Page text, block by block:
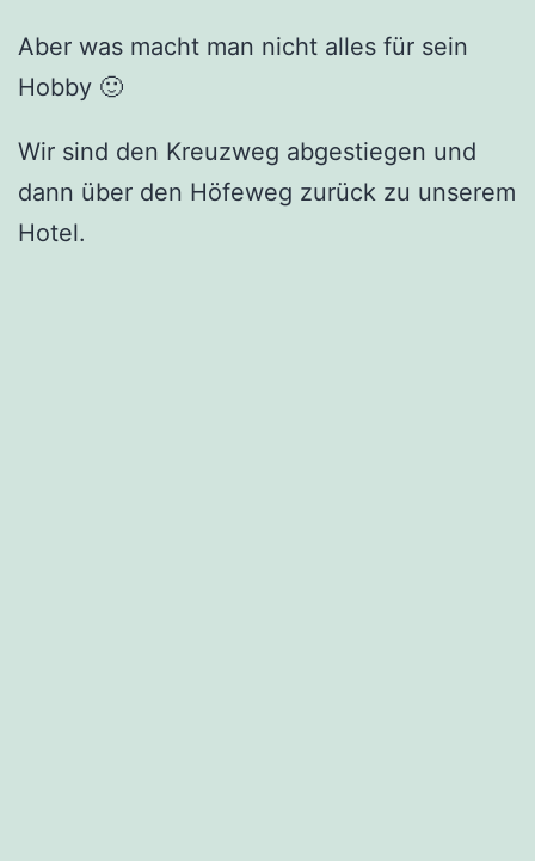
Aber was macht man nicht alles für sein
Hobby 🙂
Wir sind den Kreuzweg abgestiegen und
dann über den Höfeweg zurück zu unserem
Hotel.